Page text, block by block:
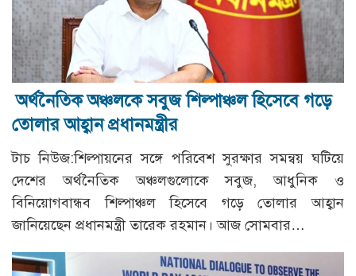
অর্থনৈতিক অঞ্চলকে সবুজ শিল্পাঞ্চল হিসেবে গড়ে
তোলার আহ্বান প্রধানমন্ত্রীর
টাচ নিউজ:শিল্পায়নের সঙ্গে পরিবেশ সুরক্ষার সমন্বয় ঘটিয়ে
দেশের অর্থনৈতিক অঞ্চলগুলোকে সবুজ, আধুনিক ও
বিনিয়োগবান্ধব শিল্পাঞ্চল হিসেবে গড়ে তোলার আহ্বান
জানিয়েছেন প্রধানমন্ত্রী তারেক রহমান। আজ সোমবার…